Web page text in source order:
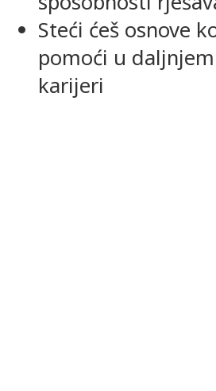
Steći ćeš osnove
pomoći u
karijeri